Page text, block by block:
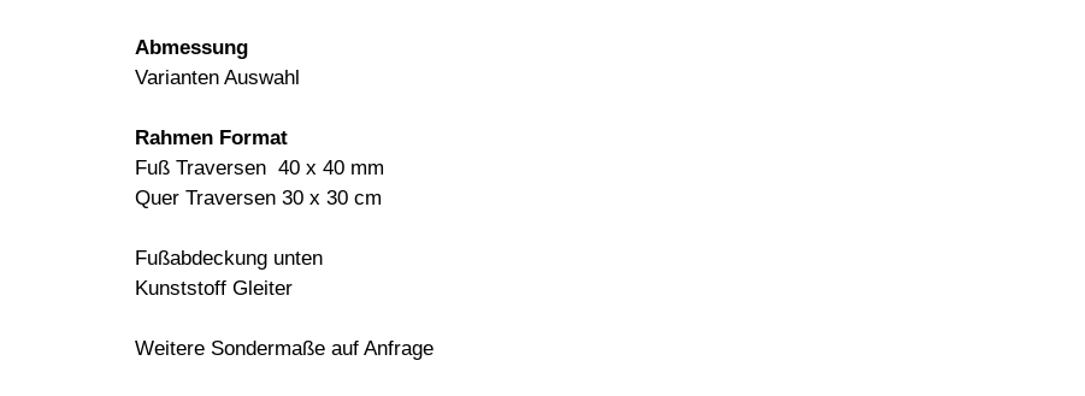
Abmessung
Varianten Auswahl
Rahmen Format
Fuß Traversen 40 x 40 mm
Quer Traversen 30 x 30 cm
Fußabdeckung unten
Kunststoff Gleiter
Weitere Sondermaße auf Anfrage